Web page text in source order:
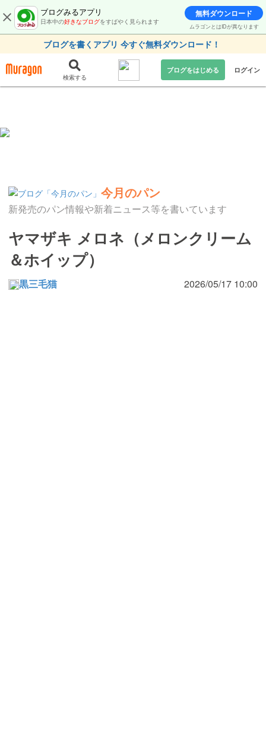
ブログみるアプリ
日本中の好きなブログをすばやく見られます
無料ダウンロード
ムラゴンとはIDが異なります
ブログを書くアプリ 今すぐ無料ダウンロード！
検索する
ブログをはじめる ログイン
今月のパン
新発売のパン情報や新着ニュース等を書いています
ヤマザキ メロネ（メロンクリーム
＆ホイップ）
黒三毛猫 2026/05/17 10:00